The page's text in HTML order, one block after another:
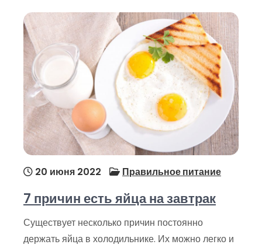
20 июня 2022 Правильное питание
7 причин есть яйца на завтрак
Существует несколько причин постоянно
держать яйца в холодильнике. Их можно легко и